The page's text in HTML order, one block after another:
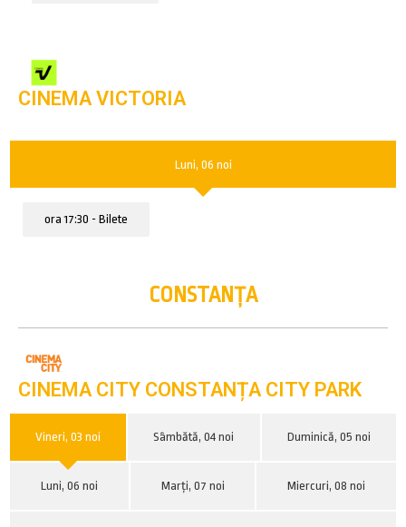
CINEMA VICTORIA
Luni, 06 noi
ora 17:30 - Bilete
CONSTANȚA
CINEMA CITY CONSTANȚA CITY PARK
Vineri, 03 noi Sâmbătă, 04 noi Duminică, 05 noi
Luni, 06 noi Marți, 07 noi Miercuri, 08 noi